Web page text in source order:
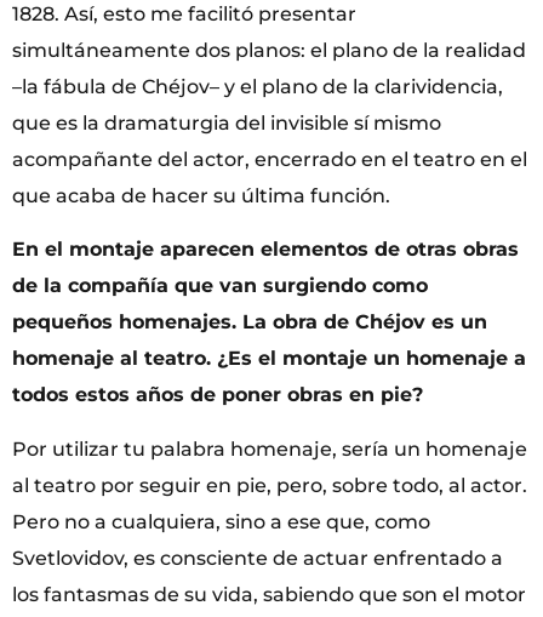
1828. Así, esto me facilitó presentar
simultáneamente dos planos: el plano de la realidad
–la fábula de Chéjov– y el plano de la clarividencia,
que es la dramaturgia del invisible sí mismo
acompañante del actor, encerrado en el teatro en el
que acaba de hacer su última función.
En el montaje aparecen elementos de otras obras
de la compañía que van surgiendo como
pequeños homenajes. La obra de Chéjov es un
homenaje al teatro. ¿Es el montaje un homenaje a
todos estos años de poner obras en pie?
Por utilizar tu palabra homenaje, sería un homenaje
al teatro por seguir en pie, pero, sobre todo, al actor.
Pero no a cualquiera, sino a ese que, como
Svetlovidov, es consciente de actuar enfrentado a
los fantasmas de su vida, sabiendo que son el motor